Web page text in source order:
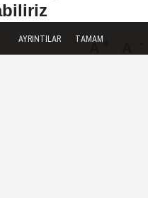
AYRINTILAR TAMAM